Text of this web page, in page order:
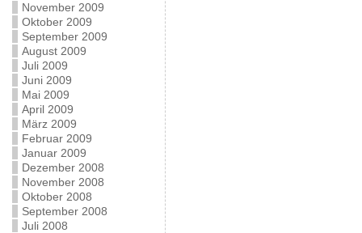
November 2009
Oktober 2009
September 2009
August 2009
Juli 2009
Juni 2009
Mai 2009
April 2009
März 2009
Februar 2009
Januar 2009
Dezember 2008
November 2008
Oktober 2008
September 2008
Juli 2008